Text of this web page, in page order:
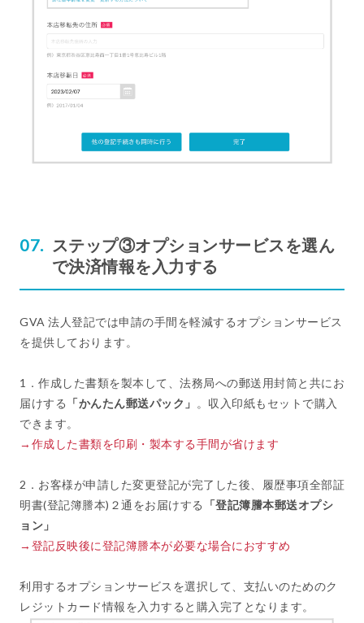
ステップ③オプションサービスを選ん
で決済情報を入力する
GVA 法人登記では申請の手間を軽減するオプションサービス
を提供しております。
1．作成した書類を製本して、法務局への郵送用封筒と共にお
届けする 「かんたん郵送パック」 。収入印紙もセットで購入
できます。
→作成した書類を印刷・製本する手間が省けます
2．お客様が申請した変更登記が完了した後、履歴事項全部証
明書(登記簿謄本)２通をお届けする
「登記簿謄本郵送オプシ
ョン」
→登記反映後に登記簿謄本が必要な場合におすすめ
利用するオプションサービスを選択して、支払いのためのク
レジットカード情報を入力すると購入完了となります。